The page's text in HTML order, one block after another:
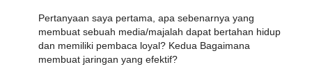
Pertanyaan saya pertama, apa sebenarnya yang
membuat sebuah media/majalah dapat bertahan hidup
dan memiliki pembaca loyal? Kedua Bagaimana
membuat jaringan yang efektif?